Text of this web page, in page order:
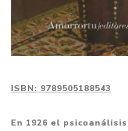
ISBN: 9789505188543
En 1926 el